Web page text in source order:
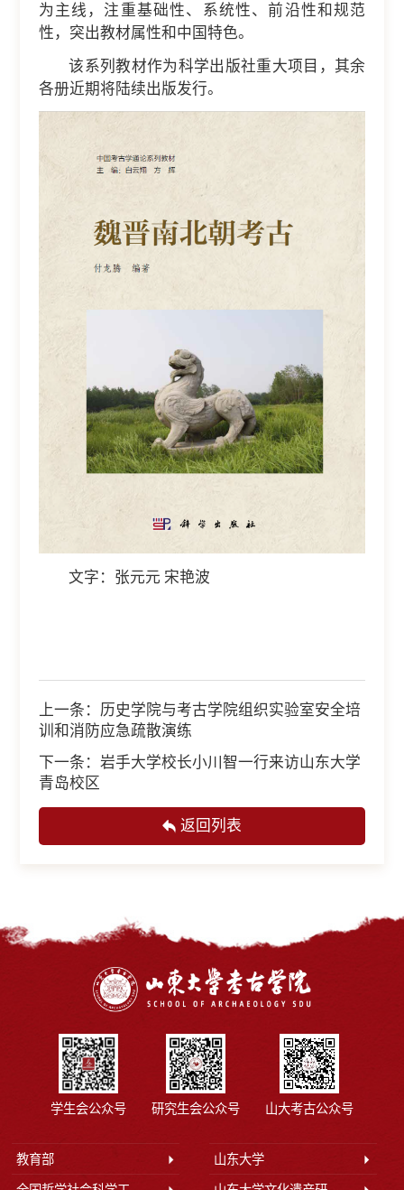
为主线，注重基础性、系统性、前沿性和规范
性，突出教材属性和中国特色。
该系列教材作为科学出版社重大项目，其余
各册近期将陆续出版发行。
文字：张元元 宋艳波
上一条： 历史学院与考古学院组织实验室安全培
训和消防应急疏散演练
下一条： 岩手大学校长小川智一行来访山东大学
青岛校区
返回列表
学生会公众号 研究生会公众号 山大考古公众号
教育部 山东大学